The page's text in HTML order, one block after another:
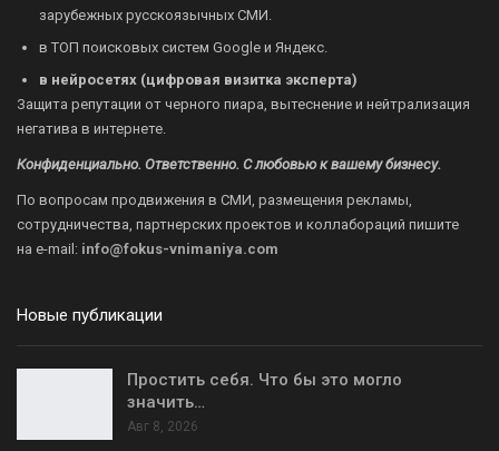
зарубежных русскоязычных СМИ.
в ТОП поисковых систем Google и Яндекс.
в нейросетях (цифровая визитка эксперта)
Защита репутации от черного пиара, вытеснение и нейтрализация
негатива в интернете.
Конфиденциально. Ответственно. С любовью к вашему бизнесу.
По вопросам продвижения в СМИ, размещения рекламы,
сотрудничества, партнерских проектов и коллабораций пишите
на e-mail: info@fokus-vnimaniya.com
Новые публикации
Простить себя. Что бы это могло
значить…
Авг 8, 2026